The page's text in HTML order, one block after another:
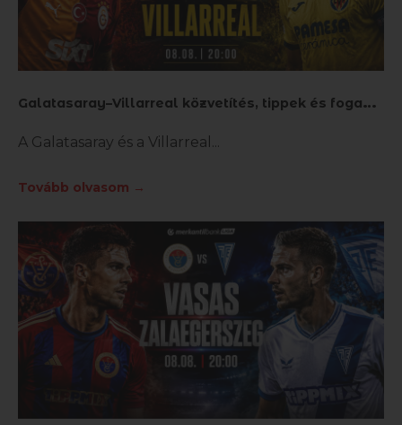
G
alatasaray–Villarreal közvetítés, tippek és fogadás
A Galatasaray és a Villarreal
Tovább olvasom →